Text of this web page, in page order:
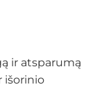
ir atsparumą
išorinio